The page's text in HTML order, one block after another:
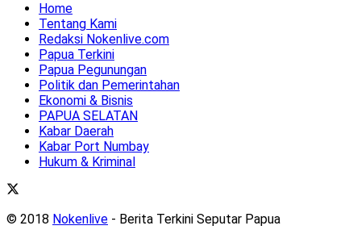
Home
Tentang Kami
Redaksi Nokenlive.com
Papua Terkini
Papua Pegunungan
Politik dan Pemerintahan
Ekonomi & Bisnis
PAPUA SELATAN
Kabar Daerah
Kabar Port Numbay
Hukum & Kriminal
© 2018 Nokenlive - Berita Terkini Seputar Papua